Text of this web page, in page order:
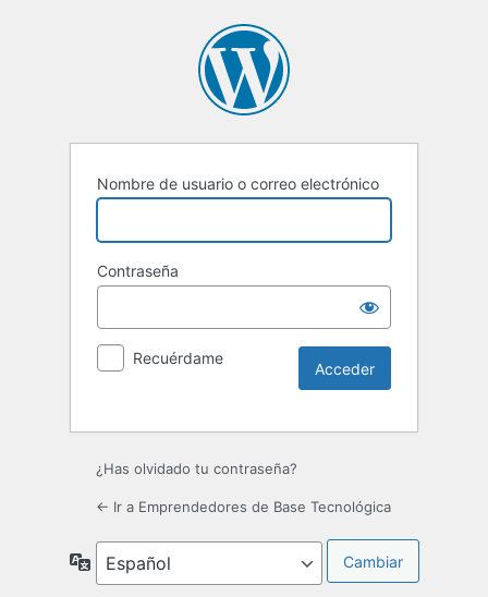
Nombre de usuario o correo electrónico
Contraseña
Recuérdame
¿Has olvidado tu contraseña?
← Ir a Emprendedores de Base Tecnológica
Idioma